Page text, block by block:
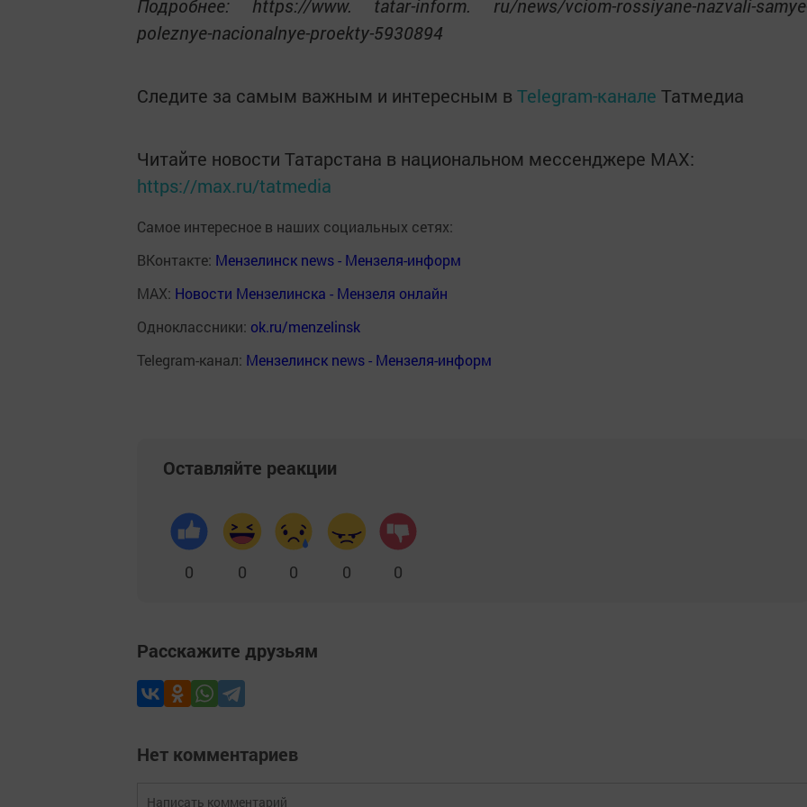
Подробнее: https://www. tatar-inform. ru/news/vciom-rossiyane-nazvali-
poleznye-nacionalnye-proekty-5930894
Следите за самым важным и интересным в Telegram-канале Татмедиа
Читайте новости Татарстана в национальном мессенджере MАХ:
https://max.ru/tatmedia
Самое интересное в наших социальных сетях:
ВКонтакте: Мензелинск news - Мензеля-информ
MAX: Новости Мензелинска - Мензеля онлайн
Одноклассники: ok.ru/menzelinsk
Telegram-канал: Мензелинск news - Мензеля-информ
Оставляйте реакции
0 0 0 0 0
Расскажите друзьям
Нет комментариев